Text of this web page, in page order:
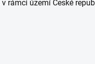
rámci území České